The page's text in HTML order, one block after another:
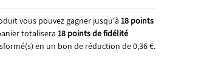
vous pouvez gagner jusqu'à 18points
totalisera 18points de fidélité
en un bon de réduction de0,36 €.